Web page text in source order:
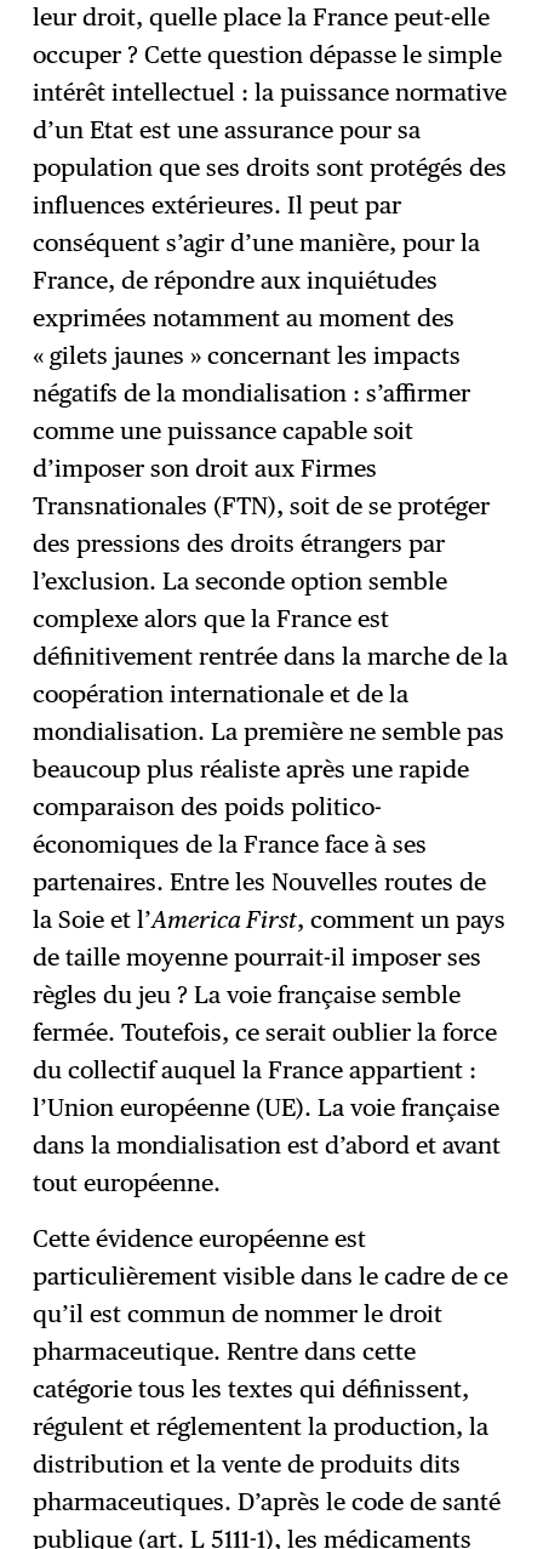
leur droit, quelle place la France peut-elle
occuper ? Cette question dépasse le simple
intérêt intellectuel : la puissance normative
d’un Etat est une assurance pour sa
population que ses droits sont protégés des
influences extérieures. Il peut par
conséquent s’agir d’une manière, pour la
France, de répondre aux inquiétudes
exprimées notamment au moment des
« gilets jaunes » concernant les impacts
négatifs de la mondialisation : s’affirmer
comme une puissance capable soit
d’imposer son droit aux Firmes
Transnationales (FTN), soit de se protéger
des pressions des droits étrangers par
l’exclusion. La seconde option semble
complexe alors que la France est
définitivement rentrée dans la marche de la
coopération internationale et de la
mondialisation. La première ne semble pas
beaucoup plus réaliste après une rapide
comparaison des poids politico-
économiques de la France face à ses
partenaires. Entre les Nouvelles routes de
la Soie et l’America First, comment un pays
de taille moyenne pourrait-il imposer ses
règles du jeu ? La voie française semble
fermée. Toutefois, ce serait oublier la force
du collectif auquel la France appartient :
l’Union européenne (UE). La voie française
dans la mondialisation est d’abord et avant
tout européenne.
Cette évidence européenne est
particulièrement visible dans le cadre de ce
qu’il est commun de nommer le droit
pharmaceutique. Rentre dans cette
catégorie tous les textes qui définissent,
régulent et réglementent la production, la
distribution et la vente de produits dits
pharmaceutiques. D’après le code de santé
publique (art. L 5111-1), les médicaments